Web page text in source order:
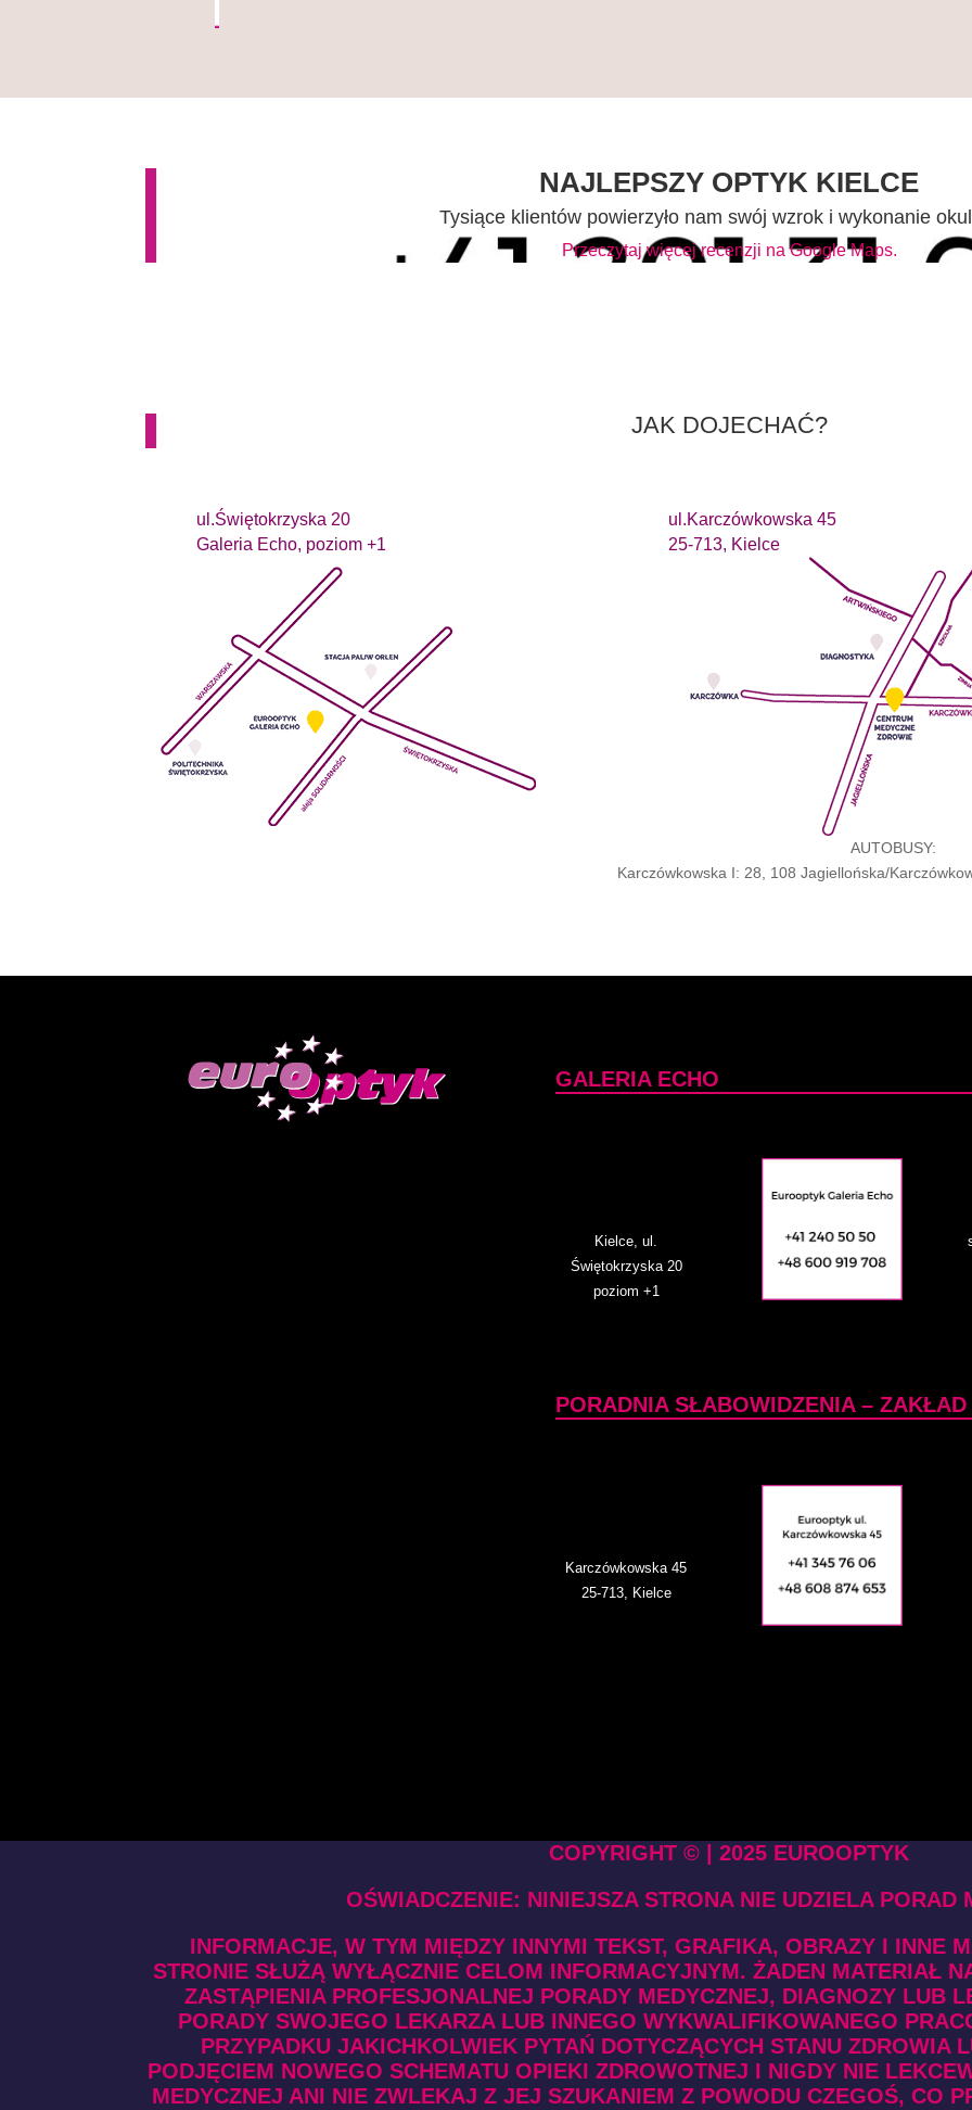
NAJLEPSZY OPTYK KIELCE
Tysiące klientów powierzyło nam swój wzrok i wykonanie
Przeczytaj więcej recenzji na Google Maps.
JAK DOJECHAĆ?
ul.Świętokrzyska 20
Galeria Echo, poziom +1
ul.Karczówkowska 45
25-713, Kielce
AUTOBUSY:
Karczówkowska I: 28, 108 Jagiellońska/
GALERIA ECHO
Kielce, ul.
Świętokrzyska 20
poziom +1
PORADNIA SŁABOWIDZENIA – ZAKŁAD
Karczówkowska 45
25-713, Kielce
COPYRIGHT © | 2025 EUROOPTYK
OŚWIADCZENIE: NINIEJSZA STRONA NIE UDZIELA PORAD
INFORMACJE, W TYM MIĘDZY INNYMI TEKST, GRAFIKA, OBRAZY I INNE
STRONIE SŁUŻĄ WYŁĄCZNIE CELOM INFORMACYJNYM. ŻADEN MATERIAŁ
ZASTĄPIENIA PROFESJONALNEJ PORADY MEDYCZNEJ, DIAGNOZY LUB
PORADY SWOJEGO LEKARZA LUB INNEGO WYKWALIFIKOWANEGO
PRZYPADKU JAKICHKOLWIEK PYTAŃ DOTYCZĄCYCH STANU ZDROWIA
PODJĘCIEM NOWEGO SCHEMATU OPIEKI ZDROWOTNEJ I NIGDY NIE
MEDYCZNEJ ANI NIE ZWLEKAJ Z JEJ SZUKANIEM Z POWODU CZEGOŚ, CO